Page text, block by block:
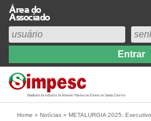
Área do
Associado
Institucional
Perfil
Diretoria
Home » Notícias » METALURGIA 2025: